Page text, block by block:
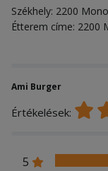
Székhely: 2200
Étterem címe: 2200
Ami Burger
Értékelések:
5